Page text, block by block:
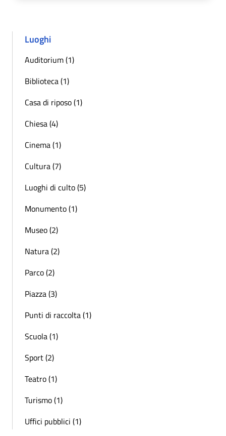
Luoghi
Auditorium (1)
Biblioteca (1)
Casa di riposo (1)
Chiesa (4)
Cinema (1)
Cultura (7)
Luoghi di culto (5)
Monumento (1)
Museo (2)
Natura (2)
Parco (2)
Piazza (3)
Punti di raccolta (1)
Scuola (1)
Sport (2)
Teatro (1)
Turismo (1)
Uffici pubblici (1)